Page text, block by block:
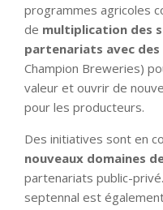
programmes agricoles
de multiplication des
partenariats avec
Champion Breweries)
valeur et ouvrir de
pour les producteurs.
Des initiatives sont en
nouveaux domaines
partenariats public-
septennal est